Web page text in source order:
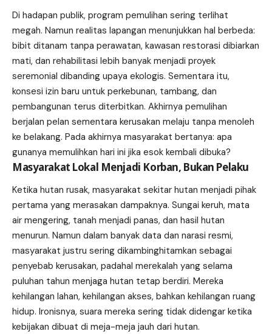
Di hadapan publik, program pemulihan sering terlihat
megah. Namun realitas lapangan menunjukkan hal berbeda:
bibit ditanam tanpa perawatan, kawasan restorasi dibiarkan
mati, dan rehabilitasi lebih banyak menjadi proyek
seremonial dibanding upaya ekologis. Sementara itu,
konsesi izin baru untuk perkebunan, tambang, dan
pembangunan terus diterbitkan. Akhirnya pemulihan
berjalan pelan sementara kerusakan melaju tanpa menoleh
ke belakang. Pada akhirnya masyarakat bertanya: apa
gunanya memulihkan hari ini jika esok kembali dibuka?
Masyarakat Lokal Menjadi Korban, Bukan Pelaku
Ketika hutan rusak, masyarakat sekitar hutan menjadi pihak
pertama yang merasakan dampaknya. Sungai keruh, mata
air mengering, tanah menjadi panas, dan hasil hutan
menurun. Namun dalam banyak data dan narasi resmi,
masyarakat justru sering dikambinghitamkan sebagai
penyebab kerusakan, padahal merekalah yang selama
puluhan tahun menjaga hutan tetap berdiri. Mereka
kehilangan lahan, kehilangan akses, bahkan kehilangan ruang
hidup. Ironisnya, suara mereka sering tidak didengar ketika
kebijakan dibuat di meja-meja jauh dari hutan.